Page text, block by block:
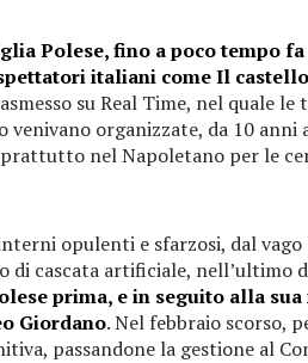
Polese, fino a poco tempo
italiani come Il
su Real Time, nel quale le
venivano organizzate, da 10 anni
nel Napoletano per le
opulenti e sfarzosi, dal vago
di cascata artificiale, nell’ultimo
prima, e in seguito alla
Giordano. Nel febbraio scorso,
passandone la gestione al